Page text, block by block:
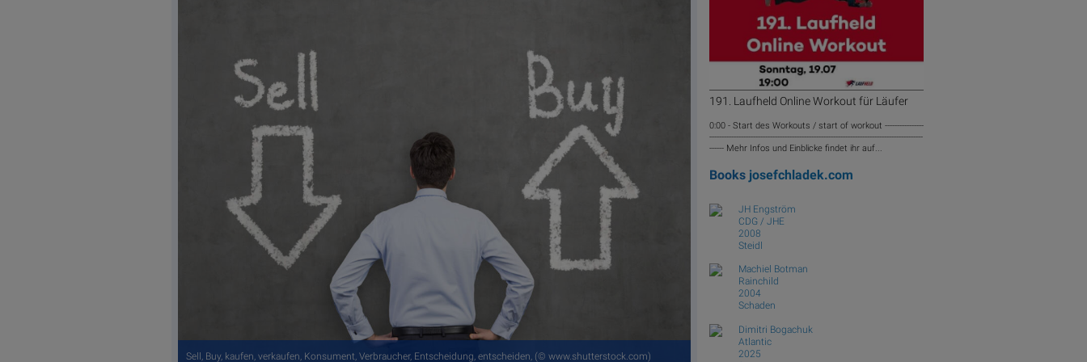
Sell, Buy, kaufen, verkaufen, Konsument, Verbraucher, Entscheidung, entscheiden, (© www.shutterstock.com)
191. Laufheld Online Workout für Läufer
0:00 - Start des Workouts / start of workout ----------------
----------------------------------------------------------------------------------------
------ Mehr Infos und Einblicke findet ihr auf...
Books josefchladek.com
JH Engström
CDG / JHE
2008
Steidl
Machiel Botman
Rainchild
2004
Schaden
Dimitri Bogachuk
Atlantic
2025